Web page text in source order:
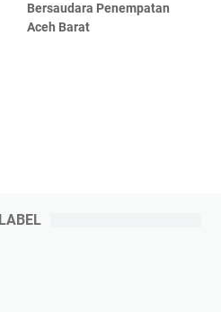
Bersaudara Penempatan
Aceh Barat
LABEL